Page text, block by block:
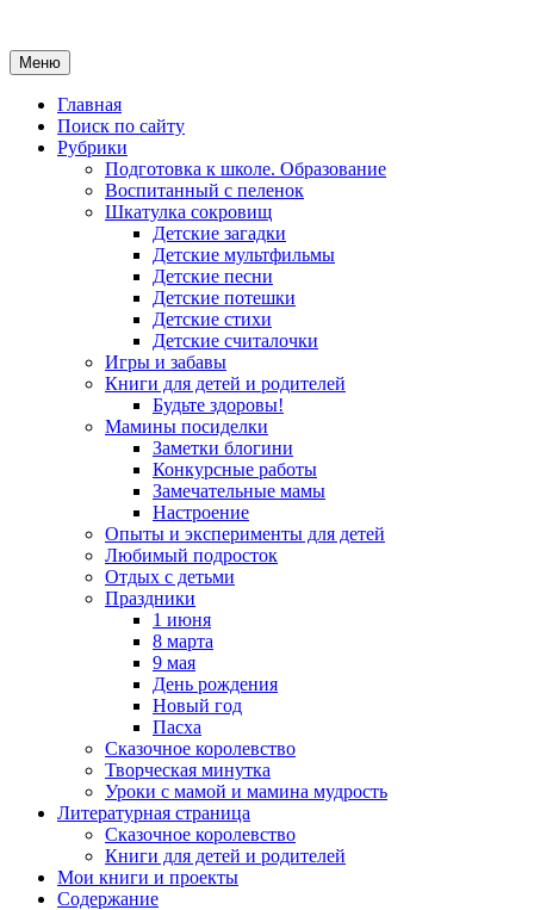
Меню
Главная
Поиск по сайту
Рубрики
Подготовка к школе. Образование
Воспитанный с пеленок
Шкатулка сокровищ
Детские загадки
Детские мультфильмы
Детские песни
Детские потешки
Детские стихи
Детские считалочки
Игры и забавы
Книги для детей и родителей
Будьте здоровы!
Мамины посиделки
Заметки блогини
Конкурсные работы
Замечательные мамы
Настроение
Опыты и эксперименты для детей
Любимый подросток
Отдых с детьми
Праздники
1 июня
8 марта
9 мая
День рождения
Новый год
Пасха
Сказочное королевство
Творческая минутка
Уроки с мамой и мамина мудрость
Литературная страница
Сказочное королевство
Книги для детей и родителей
Мои книги и проекты
Содержание